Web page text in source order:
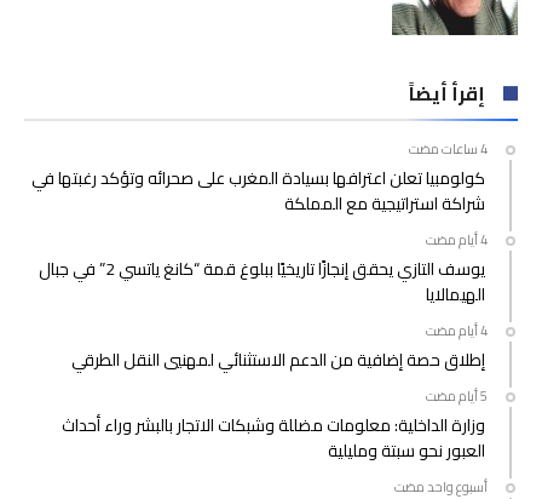
إقرأ أيضاً
كولومبيا تعلن اعترافها بسيادة المغرب على صحرائه وتؤكد رغبتها في
شراكة استراتيجية مع المملكة
يوسف التازي يحقق إنجازًا تاريخيًا ببلوغ قمة “كانغ ياتسي 2” في جبال
الهيمالايا
إطلاق حصة إضافية من الدعم الاستثنائي لمهنيي النقل الطرقي
وزارة الداخلية: معلومات مضللة وشبكات الاتجار بالبشر وراء أحداث
العبور نحو سبتة ومليلية
‫‫‫‏‫أسبوع واحد مضت‬